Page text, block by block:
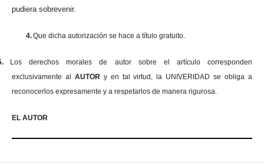
pudiera sobrevenir.
4.Que dicha autorización se hace a título gratuito.
Los derechos morales de autor sobre el artículo corresponden
exclusivamente al AUTOR y en tal virtud, la UNIVERIDAD se obliga a
reconocerlos expresamente y a respetarlos de manera rigurosa.
EL AUTOR